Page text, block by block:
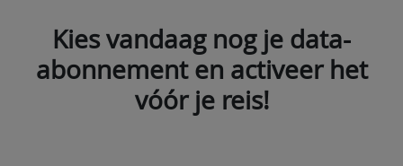
Kies vandaag nog je data-
abonnement en activeer het
vóór je reis!